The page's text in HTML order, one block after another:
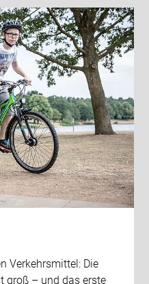
Verkehrsmittel: Die
groß – und das erste